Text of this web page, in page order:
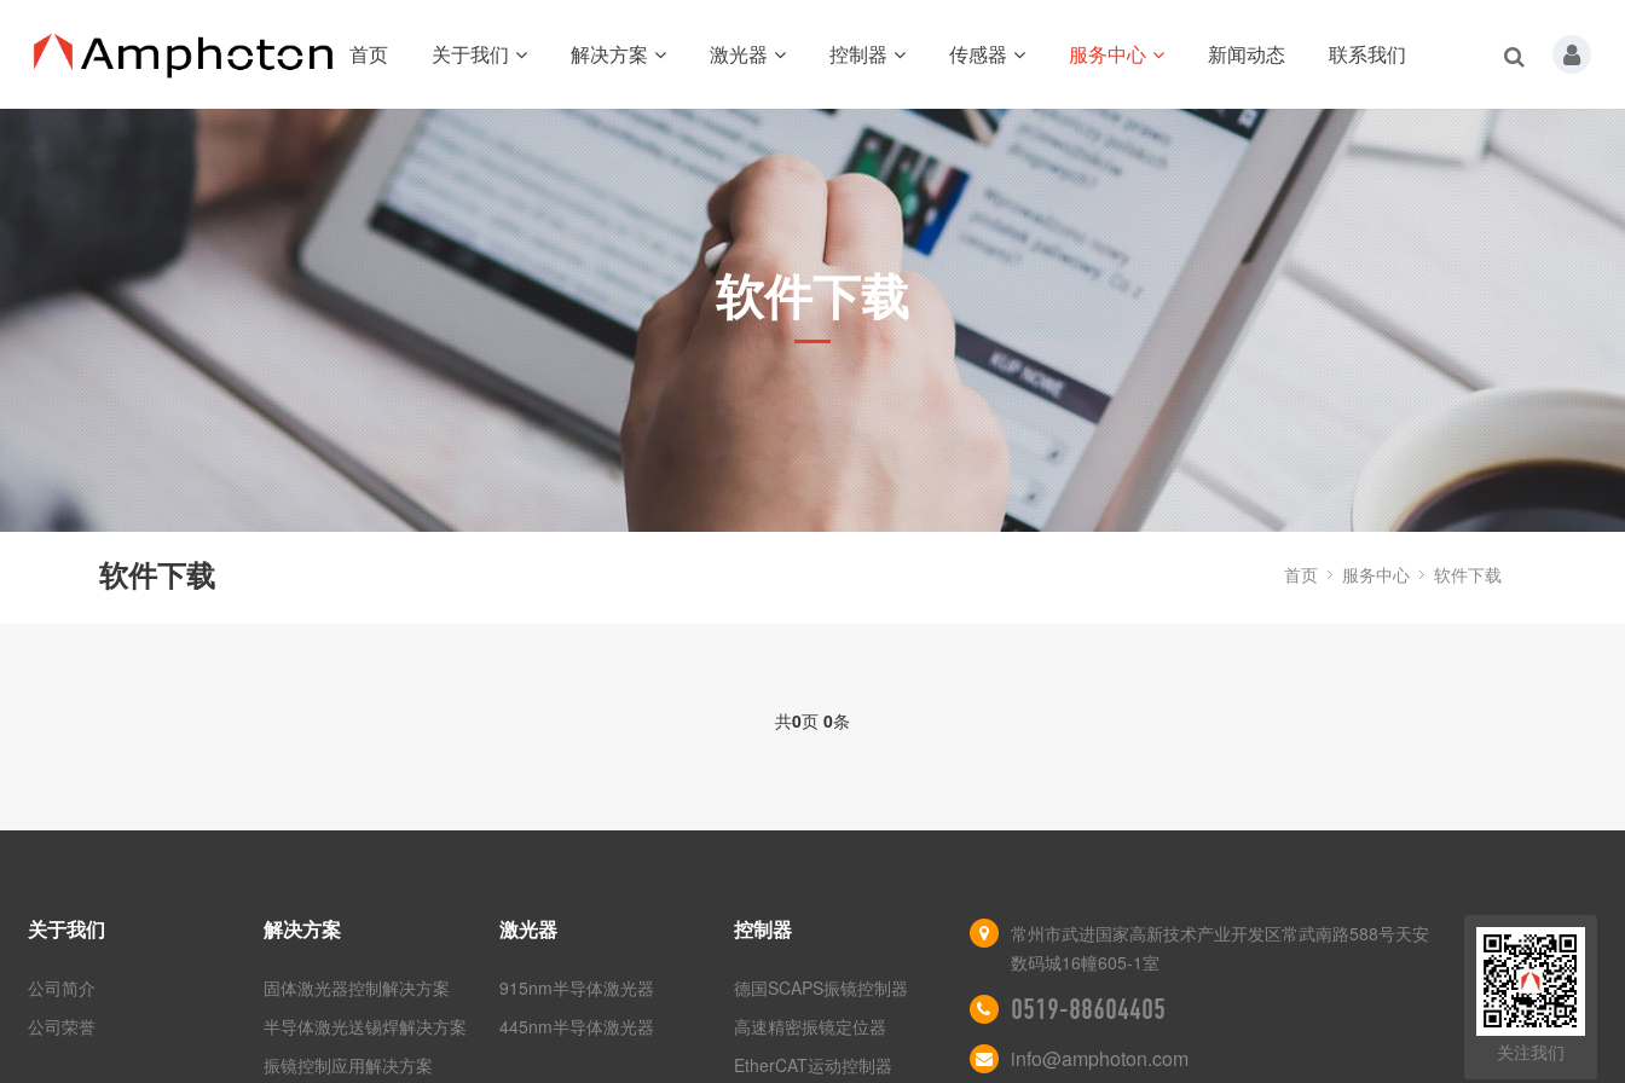
首页 关于我们 解决方案 激光器 控制器 传感器 服务中心 新闻动态 联系我们
软件下载
软件下载 首页 服务中心 软件下载
共0页 0条
关于我们
公司简介
公司荣誉
解决方案
固体激光器控制解决方案
半导体激光送锡焊解决方案
振镜控制应用解决方案
激光器
915nm半导体激光器
445nm半导体激光器
控制器
德国SCAPS振镜控制器
高速精密振镜定位器
EtherCAT运动控制器
常州市武进国家高新技术产业开发区常武南路588号天安
数码城16幢605-1室
0519-88604405
info@amphoton.com 关注我们